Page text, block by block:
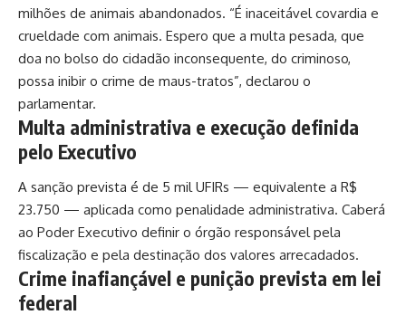
milhões de animais abandonados. “É inaceitável covardia e
crueldade com animais. Espero que a multa pesada, que
doa no bolso do cidadão inconsequente, do criminoso,
possa inibir o crime de maus-tratos”, declarou o
parlamentar.
Multa administrativa e execução definida
pelo Executivo
A sanção prevista é de 5 mil UFIRs — equivalente a R$
23.750 — aplicada como penalidade administrativa. Caberá
ao Poder Executivo definir o órgão responsável pela
fiscalização e pela destinação dos valores arrecadados.
Crime inafiançável e punição prevista em lei
federal